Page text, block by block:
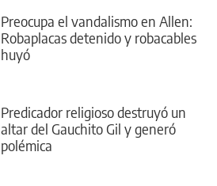
Preocupa el vandalismo en Allen:
Robaplacas detenido y robacables
huyó
Predicador religioso destruyó un
altar del Gauchito Gil y generó
polémica